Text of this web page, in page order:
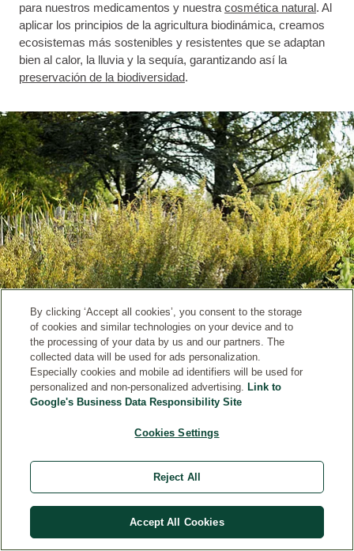
para nuestros medicamentos y nuestracosmética natural. Al
aplicar los principios de la agricultura biodinámica, creamos
ecosistemas más sostenibles y resistentes que se adaptan
bien al calor, la lluvia y la sequía, garantizando así la
preservación de la biodiversidad.
COMPROMETIDOS CON LA DIVERSIDAD DE
By clicking ‘Accept all cookies’, you consent to the storage
of cookies and similar technologies on your device and to
the processing of your data by us and our partners. The
collected data will be used for ads personalization.
Especially cookies and mobile ad identifiers will be used for
personalized and non-personalized advertising. Link to
Google's Business Data Responsibility Site
Cookies Settings
Reject All
Accept All Cookies